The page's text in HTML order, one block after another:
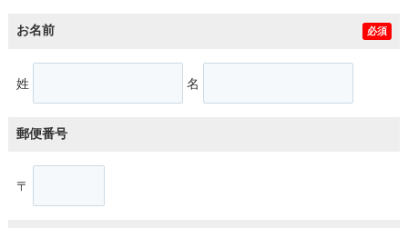
お名前 必須
姓 名
郵便番号
〒